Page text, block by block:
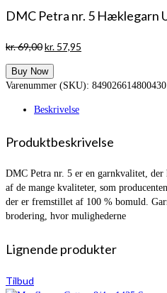
DMC Petra nr. 5 Hæklegarn
kr.69,00Den
pris
var:
kr. 57,95
er:
Buy Now
Varenummer (SKU):
Beskrivelse
Produktbeskrivelse
DMC Petra nr. 5 er en garnkvalitet,
af de mange kvaliteter, som
der er fremstillet af 100 % bomuld.
brodering, hvor mulighederne
Lignende produkter
Tilbud